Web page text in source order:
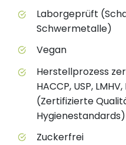
Laborgeprüft
Schwermetalle)
Vegan
Herstellprozess
HACCP, USP, LMHV,
(Zertifizierte
Hygienestandards)
Zuckerfrei